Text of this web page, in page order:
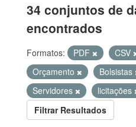
34 conjuntos de
encontrados
Formatos: PDF CSV
Orçamento
Bolsistas
Servidores
licitações
Filtrar Resultados